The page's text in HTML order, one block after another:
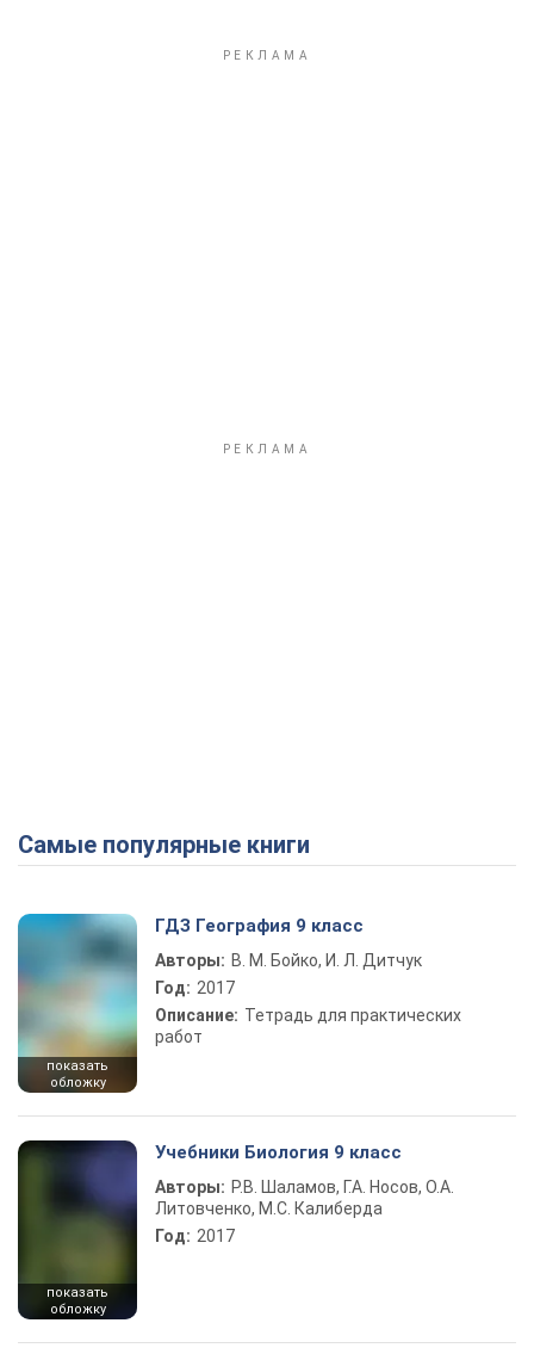
Самые популярные книги
показать
обложку
ГДЗ География 9 класс
Авторы: В. М. Бойко, И. Л. Дитчук
Год: 2017
Описание: Тетрадь для практических
работ
показать
обложку
Учебники Биология 9 класс
Авторы: Р.В. Шаламов, Г.А. Носов, О.А.
Литовченко, М.С. Калиберда
Год: 2017